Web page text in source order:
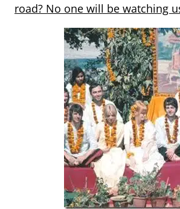
road? No one will be watching